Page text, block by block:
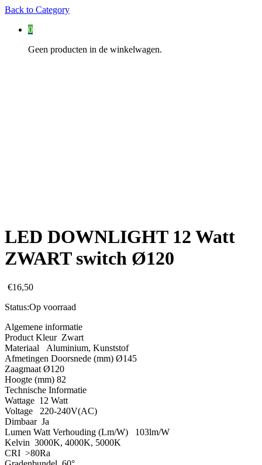
Back to Category
0
Geen producten in de winkelwagen.
LED DOWNLIGHT 12 Watt
ZWART switch Ø120
€16,50
Status:Op voorraad
Algemene informatie
Product Kleur Zwart
Materiaal Aluminium, Kunststof
Afmetingen Doorsnede (mm) Ø145
Zaagmaat Ø120
Hoogte (mm) 82
Technische Informatie
Wattage 12 Watt
Voltage 220-240V(AC)
Dimbaar Ja
Lumen Watt Verhouding (Lm/W) 103lm/W
Kelvin 3000K, 4000K, 5000K
CRI >80Ra